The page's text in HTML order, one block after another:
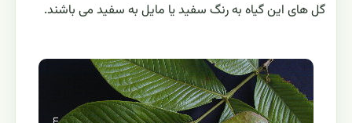
گل های این گیاه به رنگ سفید یا مایل به سفید می باشند.